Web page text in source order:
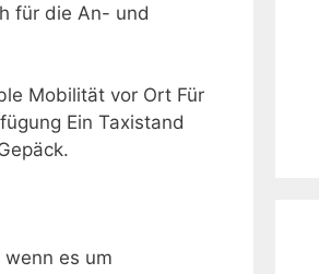
für die An- und
Mobilität vor Ort Für
Ein Taxistand
es um